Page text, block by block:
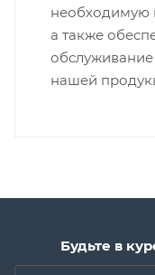
необходимую
а также
обслуживание
нашей
Будьте в